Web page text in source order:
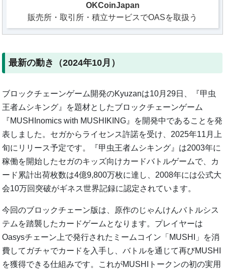
OKCoinJapan
販売所・取引所・積立サービスでOASを取扱う
最新の動き（2024年10月）
ブロックチェーンゲーム開発のKyuzanは10月29日、『甲虫
王者ムシキング』を題材としたブロックチェーンゲーム
『MUSHInomics with MUSHIKING』を開発中であることを発
表しました。セガからライセンス許諾を受け、2025年11月上
旬にリリース予定です。『甲虫王者ムシキング』は2003年に
稼働を開始したセガのキッズ向けカードバトルゲームで、カ
ード累計出荷枚数は4億9,800万枚に達し、2008年には公式大
会10万回突破がギネス世界記録に認定されています。
今回のブロックチェーン版は、原作のじゃんけんバトルシス
テムを踏襲したカードゲームとなります。プレイヤーは
Oasysチェーン上で発行されたミームコイン「MUSHI」を消
費してガチャでカードを入手し、バトルを通じて再びMUSHI
を獲得できる仕組みです。これがMUSHIトークンの初の実用